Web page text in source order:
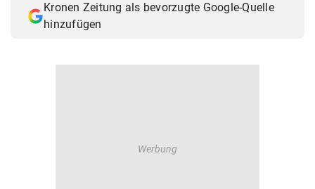
Muthgasse 2, 1190 Wien
Kronen Zeitung als bevorzugte Google-Quelle
hinzufügen